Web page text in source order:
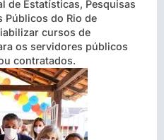
de Estatísticas, Pesquisas
Públicos do Rio de
cursos de
os servidores públicos
contratados.